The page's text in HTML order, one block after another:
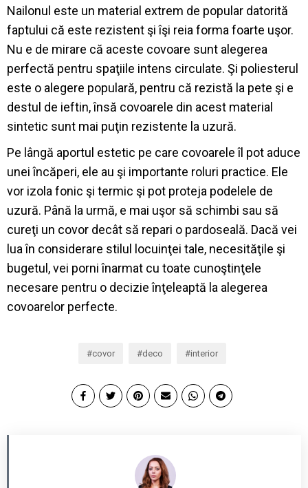
Nailonul este un material extrem de popular datorită
faptului că este rezistent şi îşi reia forma foarte uşor.
Nu e de mirare că aceste covoare sunt alegerea
perfectă pentru spaţiile intens circulate. Şi poliesterul
este o alegere populară, pentru că rezistă la pete şi e
destul de ieftin, însă covoarele din acest material
sintetic sunt mai puţin rezistente la uzură.
Pe lângă aportul estetic pe care covoarele îl pot aduce
unei încăperi, ele au şi importante roluri practice. Ele
vor izola fonic şi termic şi pot proteja podelele de
uzură. Până la urmă, e mai uşor să schimbi sau să
cureţi un covor decât să repari o pardoseală. Dacă vei
lua în considerare stilul locuinţei tale, necesităţile şi
bugetul, vei porni înarmat cu toate cunoştinţele
necesare pentru o decizie înţeleaptă la alegerea
covoarelor perfecte.
covor deco interior